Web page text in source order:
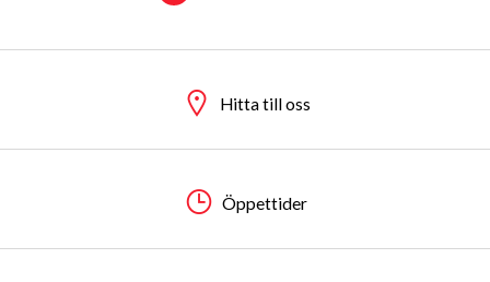
Hitta till oss
Öppettider